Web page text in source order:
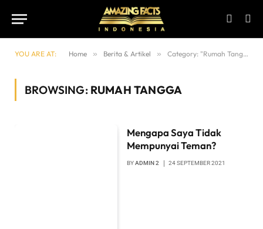
YOU ARE AT: Home » Berita & Artikel » Category: "Rumah Tangga" (Page 5)
BROWSING: RUMAH TANGGA
Mengapa Saya Tidak
Mempunyai Teman?
BYADMIN 2 24 SEPTEMBER 2021